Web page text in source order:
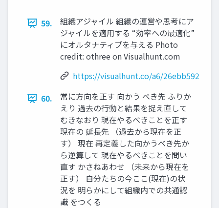
59.
組織アジャイル 組織の運営や思考にア
ジャイルを適⽤する “効率への最適化”
にオルタナティブを与える Photo
credit: othree on Visualhunt.com
https://visualhunt.co/a6/26ebb592
60.
常に⽅向を正す 向かう べき先 ふりか
えり 過去の⾏動と結果を捉え直して
むきなおり 現在やるべきことを正す
現在の 延⻑先 （過去から現在を正
す） 現在 再定義した向かうべき先か
ら逆算して 現在やるべきことを問い
直す かさねあわせ （未来から現在を
正す） ⾃分たちの今ここ(現在)の状
況を 明らかにして組織内での共通認
識 をつくる